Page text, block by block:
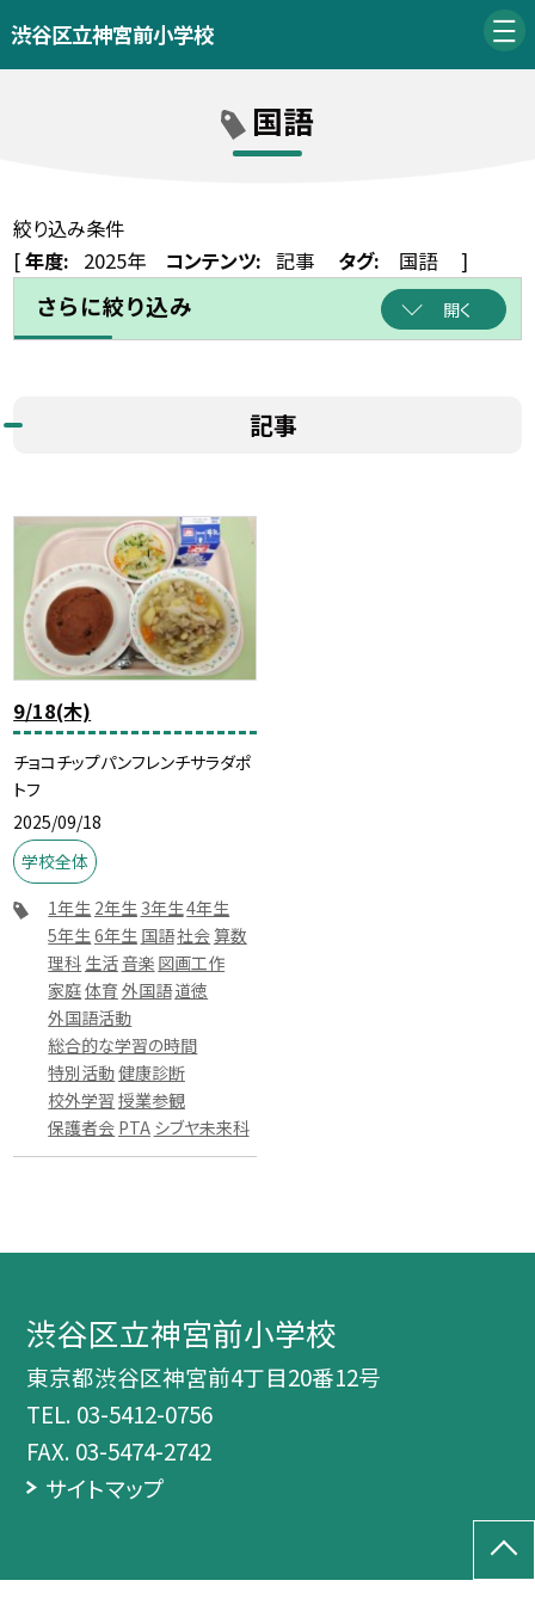
渋谷区立神宮前小学校
国語
絞り込み条件
[年度: 2025年 コンテンツ: 記事 タグ: 国語 ]
さらに絞り込み 開く
記事
9/18(木)
チョコチップパンフレンチサラダポ
トフ
2025/09/18
学校全体
1年生 2年生 3年生4年生
5年生6年生 国語社会算数
理科 生活音楽 図画工作
家庭体育 外国語道徳
外国語活動
総合的な学習の時間
特別活動健康診断
校外学習 授業参観
保護者会 PTA シブヤ未来科
渋谷区立神宮前小学校
東京都渋谷区神宮前4丁目20番12号
TEL. 03-5412-0756
FAX. 03-5474-2742
サイトマップ